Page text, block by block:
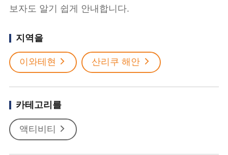
보자도 알기 쉽게 안내합니다.
지역을
이와테현 산리쿠 해안
카테고리를
액티비티